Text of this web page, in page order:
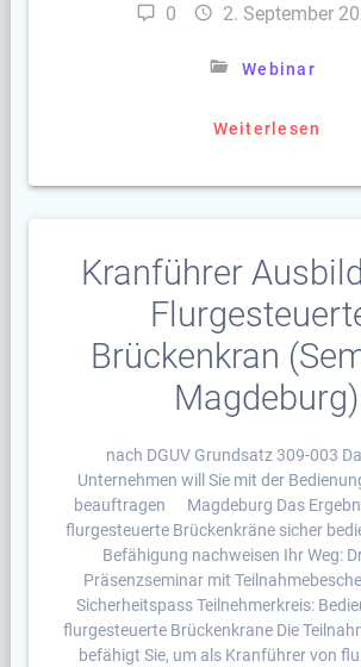
0 2. September
Webinar
Weiterlesen
Kranführer
Brückenkran
Magdeburg)
nach DGUV Grundsatz 309-003
Unternehmen will Sie mit der
beauftragen Magdeburg Das
flurgesteuerte Brückenkräne sicher
Befähigung nachweisen Ihr Weg:
Präsenzseminar mit
Sicherheitspass Teilnehmerkreis:
flurgesteuerte Brückenkrane Die
befähigt Sie, um als Kranführer von